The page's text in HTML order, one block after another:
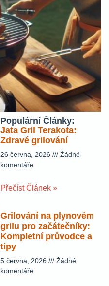
Populární Články:
Jata Gril Terakota:
Zdravé grilování
26 června, 2026
Žádné
komentáře
Přečíst Článek »
Grilování na plynovém
grilu pro začátečníky:
Kompletní průvodce a
tipy
5 června, 2026
Žádné
komentáře